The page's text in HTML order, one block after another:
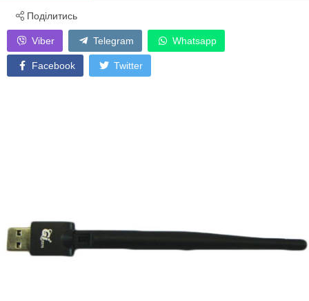
Поділитись
Viber Telegram Whatsapp
Facebook Twitter